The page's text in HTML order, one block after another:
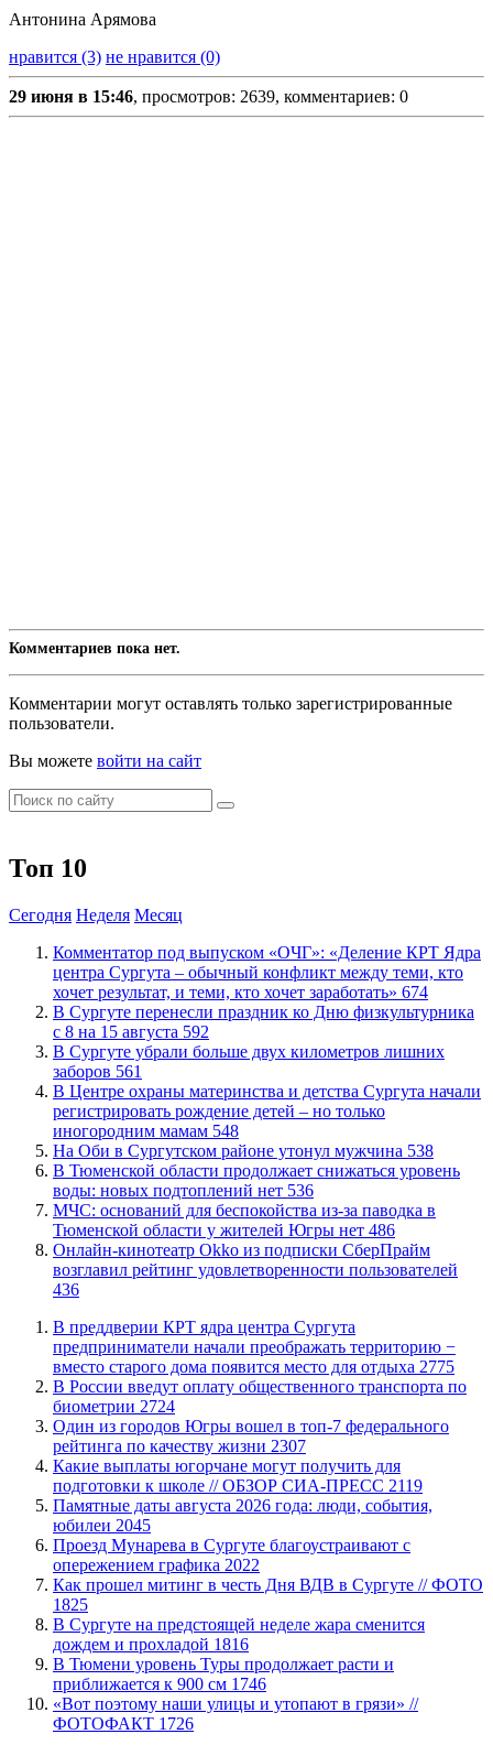
Антонина Арямова
нравится (3) не нравится (0)
29 июня в 15:46, просмотров: 2639, комментариев: 0
Комментариев пока нет.
Комментарии могут оставлять только зарегистрированные
пользователи.
Вы можете войти на сайт
Топ 10
Сегодня Неделя Месяц
​Комментатор под выпуском «ОЧГ»: «Деление КРТ Ядра
центра Сургута – обычный конфликт между теми, кто
хочет результат, и теми, кто хочет заработать» 674
​В Сургуте перенесли праздник ко Дню физкультурника
с 8 на 15 августа 592
​В Сургуте убрали больше двух километров лишних
заборов 561
​В Центре охраны материнства и детства Сургута начали
регистрировать рождение детей – но только
иногородним мамам 548
​На Оби в Сургутском районе утонул мужчина 538
​В Тюменской области продолжает снижаться уровень
воды: новых подтоплений нет 536
​МЧС: оснований для беспокойства из-за паводка в
Тюменской области у жителей Югры нет 486
​Онлайн-кинотеатр Okko из подписки СберПрайм
возглавил рейтинг удовлетворенности пользователей
436
​В преддверии КРТ ядра центра Сургута
предприниматели начали преображать территорию −
вместо старого дома появится место для отдыха 2775
В России введут оплату общественного транспорта по
биометрии 2724
Один из городов Югры вошел в топ-7 федерального
рейтинга по качеству жизни 2307
Какие выплаты югорчане могут получить для
подготовки к школе // ОБЗОР СИА-ПРЕСС 2119
​Памятные даты августа 2026 года: люди, события,
юбилеи 2045
​Проезд Мунарева в Сургуте благоустраивают с
опережением графика 2022
Как прошел митинг в честь Дня ВДВ в Сургуте // ФОТО
1825
В Сургуте на предстоящей неделе жара сменится
дождем и прохладой 1816
В Тюмени уровень Туры продолжает расти и
приближается к 900 см 1746
«Вот поэтому наши улицы и утопают в грязи» //
ФОТОФАКТ 1726